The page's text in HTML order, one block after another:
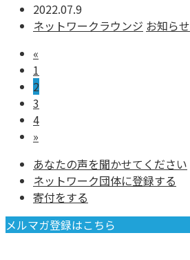
2022.07.9
ネットワークラウンジ お知らせ
«
1
2
3
4
»
あなたの声を聞かせてください
ネットワーク団体に登録する
寄付をする
メルマガ登録はこちら